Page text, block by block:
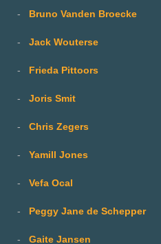
- Bruno Vanden Broecke
- Jack Wouterse
- Frieda Pittoors
- Joris Smit
- Chris Zegers
- Yamill Jones
- Vefa Ocal
- Peggy Jane de Schepper
- Gaite Jansen